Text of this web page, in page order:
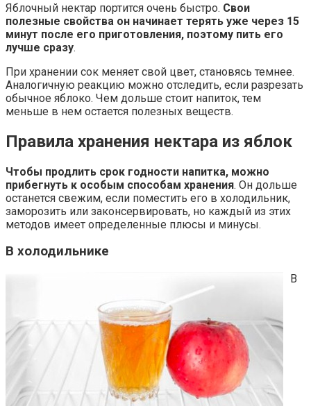
Яблочный нектар портится очень быстро. Свои
полезные свойства он начинает терять уже через 15
минут после его приготовления, поэтому пить его
лучше сразу.
При хранении сок меняет свой цвет, становясь темнее.
Аналогичную реакцию можно отследить, если разрезать
обычное яблоко. Чем дольше стоит напиток, тем
меньше в нем остается полезных веществ.
Правила хранения нектара из яблок
Чтобы продлить срок годности напитка, можно
прибегнуть к особым способам хранения. Он дольше
останется свежим, если поместить его в холодильник,
заморозить или законсервировать, но каждый из этих
методов имеет определенные плюсы и минусы.
В холодильнике
В